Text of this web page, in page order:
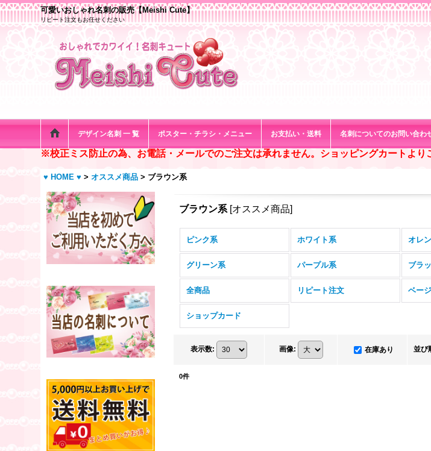
可愛いおしゃれ名刺の販売【Meishi Cute】
リピート注文もお任せください
デザイン名刺 一 覧 ポスター・チラシ・メニュー お支払い・送料 名刺についてのお問い合わ
※校正ミス防止の為、お電話・メールでのご注文は承れません。ショッピングカートより
♥ HOME ♥ > オススメ商品 > ブラウン系
ブラウン系 [オススメ商品]
ピンク系 ホワイト系 オレ
グリーン系 パープル系 ブラ
全商品 リピート注文 ベー
ショップカード
表示数: 画像: 在庫あり 並び
0件